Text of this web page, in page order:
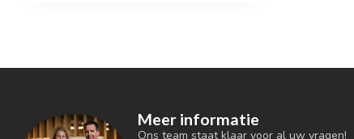
Meer informatie
Ons team staat klaar voor al uw vragen!